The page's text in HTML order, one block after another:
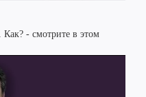
- смотрите в этом